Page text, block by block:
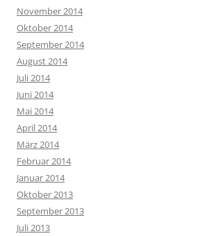
November 2014
Oktober 2014
September 2014
August 2014
Juli 2014
Juni 2014
Mai 2014
April 2014
März 2014
Februar 2014
Januar 2014
Oktober 2013
September 2013
Juli 2013